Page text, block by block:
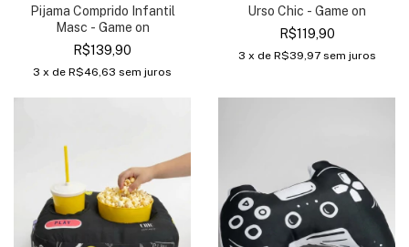
Pijama Comprido Infantil
Masc - Game on
R$139,90
3 x de R$46,63 sem juros
Urso Chic - Game on
R$119,90
3 x de R$39,97 sem juros